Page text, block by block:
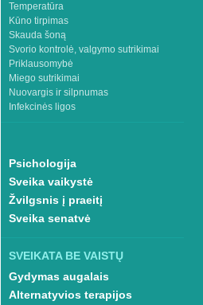
Temperatūra
Kūno tirpimas
Skauda šoną
Svorio kontrolė, valgymo sutrikimai
Priklausomybė
Miego sutrikimai
Nuovargis ir silpnumas
Infekcinės ligos
Psichologija
Sveika vaikystė
Žvilgsnis į praeitį
Sveika senatvė
SVEIKATA BE VAISTŲ
Gydymas augalais
Alternatyvios terapijos